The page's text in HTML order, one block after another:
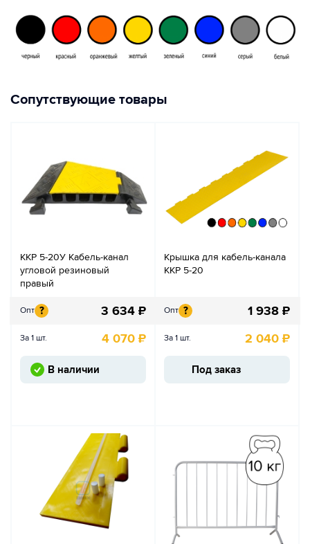
Сопутствующие товары
ККР 5-20У Кабель-канал
угловой резиновый
правый
Опт ? 3 634 ₽
За 1 шт. 4 070 ₽
В наличии
Крышка для кабель-канала
ККР 5-20
Опт ? 1 938 ₽
За 1 шт. 2 040 ₽
Под заказ